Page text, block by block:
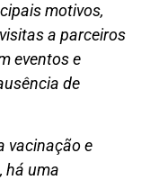
motivos,
a parceiros
eventos e
de
vacinação e
há uma